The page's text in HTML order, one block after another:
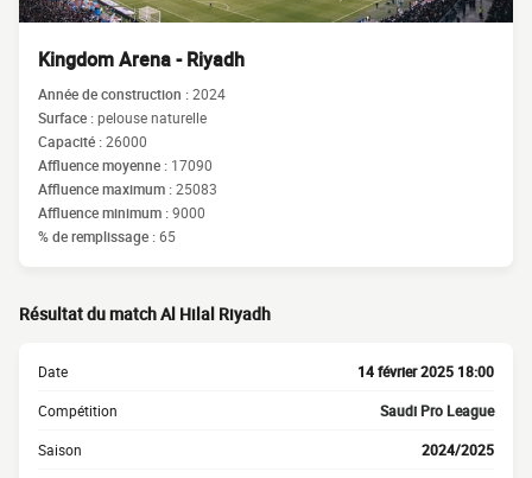
Kingdom Arena - Riyadh
Année de construction :2024
Surface :pelouse naturelle
Capacité :26000
Affluence moyenne : 17090
Affluence maximum :25083
Affluence minimum :9000
% de remplissage :65
Résultat du match Al Hilal Riyadh
Date 14 février 2025 18:00
Compétition Saudi Pro League
Saison 2024/2025